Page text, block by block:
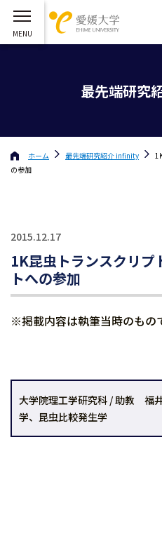
最先端研
ホーム 最先端研究紹介 infinity
の参加
2015.12.17
1K昆虫トランスクリプ
トへの参加
※掲載内容は執筆当時のもの
大学院理工学研究科 / 助教 福
学、昆虫比較発生学